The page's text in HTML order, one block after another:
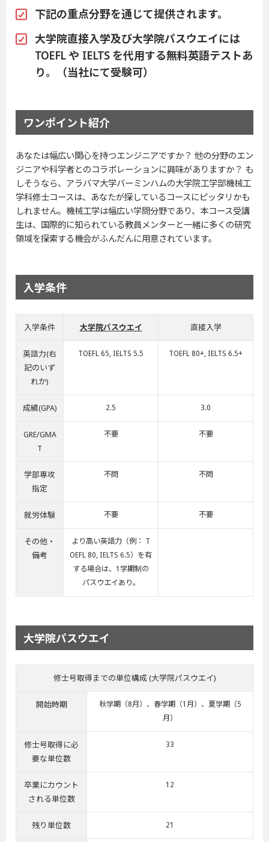
下記の重点分野を通じて提供されます。
大学院直接入学及び大学院パスウエイには
TOEFL や IELTS を代用する無料英語テストあ
り。（当社にて受験可）
ワンポイント紹介
あなたは幅広い関心を持つエンジニアですか？ 他の分野のエン
ジニアや科学者とのコラボレーションに興味がありますか？ も
しそうなら、アラバマ大学バーミンハムの大学院工学部機械工
学科修士コースは、あなたが探しているコースにピッタリかも
しれません。機械工学は幅広い学問分野であり、本コース受講
生は、国際的に知られている教員メンターと一緒に多くの研究
領域を探索する機会がふんだんに用意されています。
入学条件
入学条件 大学院パスウエイ 直接入学
英語力(右
記のいず
れか)
TOEFL 65, IELTS 5.5 TOEFL 80+, IELTS 6.5+
成績(GPA) 2.5 3.0
GRE/GMA
T
不要 不要
学部専攻
指定
不問 不問
就労体験 不要 不要
その他・
備考
より高い英語力（例： T
OEFL 80, IELTS 6.5）を有
する場合は、1学期制の
パスウエイあり。
大学院パスウエイ
修士号取得までの単位構成 (大学院パスウエイ)
開始時期
秋学期（8月）、春学期（1月）、夏学期（5
月）
修士号取得に必
要な単位数
33
卒業にカウント
される単位数
12
残り単位数 21